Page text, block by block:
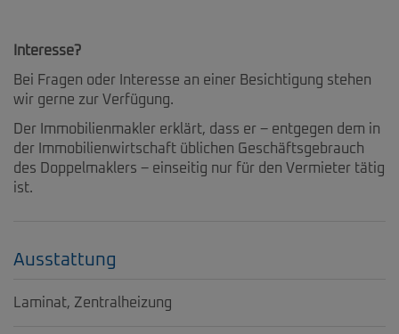
Interesse?
Bei Fragen oder Interesse an einer Besichtigung stehen
wir gerne zur Verfügung.
Der Immobilienmakler erklärt, dass er – entgegen dem in
der Immobilienwirtschaft üblichen Geschäftsgebrauch
des Doppelmaklers – einseitig nur für den Vermieter tätig
ist.
Ausstattung
Laminat Zentralheizung